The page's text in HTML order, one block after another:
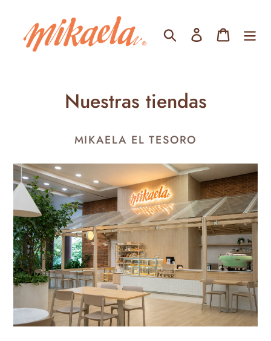
directamente
contenido
Buscar Ingresar Carrito
Nuestras tiendas
MIKAELA EL TESORO